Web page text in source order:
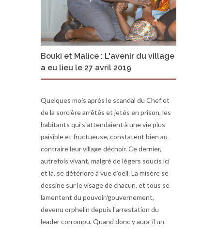
Bouki et Malice : L'avenir du village
a eu lieu le 27 avril 2019
Quelques mois après le scandal du Chef et
de la sorcière arrêtés et jetés en prison, les
habitants qui s'attendaient à une vie plus
paisible et fructueuse, constatent bien au
contraire leur village déchoir. Ce dernier,
autrefois vivant, malgré de légers soucis ici
et là, se détériore à vue d'oeil. La misère se
dessine sur le visage de chacun, et tous se
lamentent du pouvoir/gouvernement,
devenu orphelin depuis l'arrestation du
leader corrompu. Quand donc y aura-il un